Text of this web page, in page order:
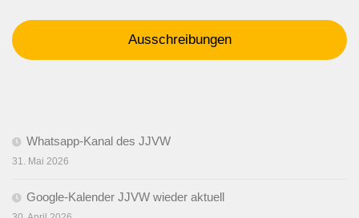
Ausschreibungen
Whatsapp-Kanal des JJVW
31. Mai 2026
Google-Kalender JJVW wieder aktuell